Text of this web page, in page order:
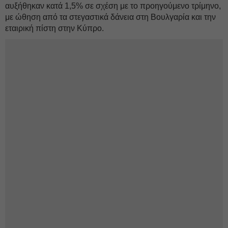
αυξήθηκαν κατά 1,5% σε σχέση με το προηγούμενο τρίμηνο,
με ώθηση από τα στεγαστικά δάνεια στη Βουλγαρία και την
εταιρική πίστη στην Κύπρο.